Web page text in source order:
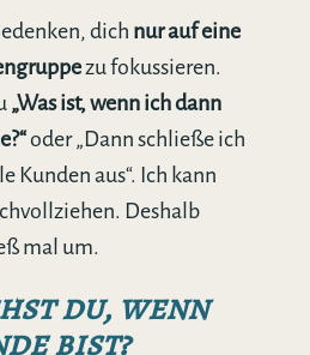
dich nur auf eine
zu fokussieren.
„Was ist, wenn ich dann
oder „Dann schließe ich
Kunden aus“. Ich kann
Deshalb
mal um.
du, wenn
bist?